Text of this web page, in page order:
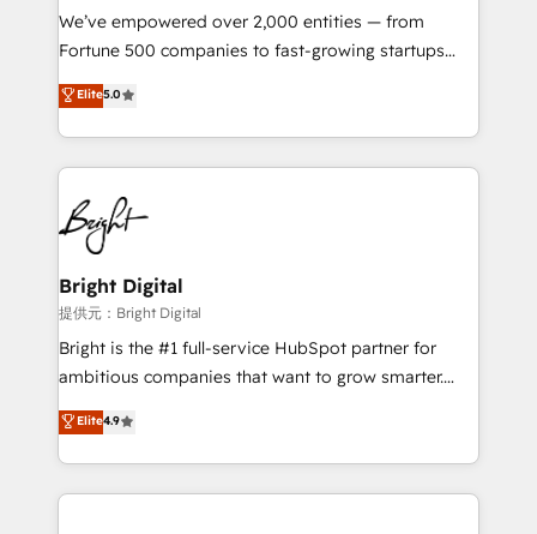
Marketing Enablement HubSpot Impact Award 🏆
2018 Website Design HubSpot Impact Award 🏆2017
Growth-Driven Design Agency of the Year 🏆2016
Sales Enablement HubSpot Impact Award 🏆2015
HubSpot COS Performance Award 🏆2014 HubSpot
COS Design Award 🏆2013 HubSpot Marketplace
Partner 📆Founded in 1997
We’ve empowered over 2,000 entities — from
Fortune 500 companies to fast-growing startups
and nonprofits — to streamline operations, scale
revenue, and unlock the full potential of HubSpot.
With deep technical and industry expertise, we fuse
automation, integration, and AI innovation to deliver
lasting impact. We specialize in: • Turnkey and end-
to-end HubSpot implementations • Onboarding for
Sales, Service, Marketing & Content Hubs • AI voice
and chat agents, predictive automation, and smart
workflows • Salesforce + HubSpot integration •
RevOps and AI-driven sales enablement • Website
design and CMS development • ERP integration: SAP,
and CRM migration from any platform •
Client/member portals built on HubSpot • Custom
Elite5.0
Bright Digital
提供元：Bright Digital
Bright is the #1 full-service HubSpot partner for
ambitious companies that want to grow smarter.
From HubSpot onboarding, to training, from
developing a new website to lead generation and
digital marketing; we do it all (and with great
results)! In short, our services include: - HubSpot
Elite4.9